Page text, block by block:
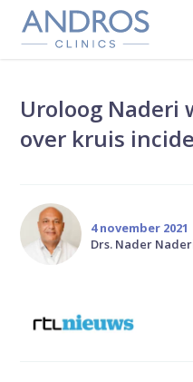
Navigatie overslaan
Uroloog Naderi
over kruis
4 november 2021
Drs. Nader